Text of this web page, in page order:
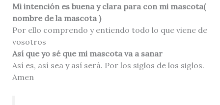
Mi intención es buena y clara para con mi mascota(
nombre de la mascota )
Por ello comprendo y entiendo todo lo que viene de
vosotros
Así que yo sé que mi mascota va a sanar
Así es, así sea y así será. Por los siglos de los siglos.
Amen